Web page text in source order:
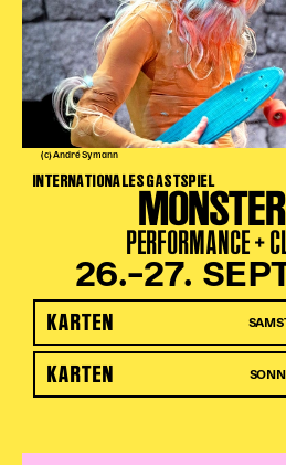
(c) André Symann
INTERNATIONALES GASTSPIEL
PERFORMANCE +
26.–27.
KARTEN
KARTEN